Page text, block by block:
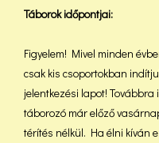
Táborok időpontjai:
Figyelem! Mivel minden
csak kis csoportokban
jelentkezési lapot!
táborozó már előző
térítés nélkül. Ha élni kíván